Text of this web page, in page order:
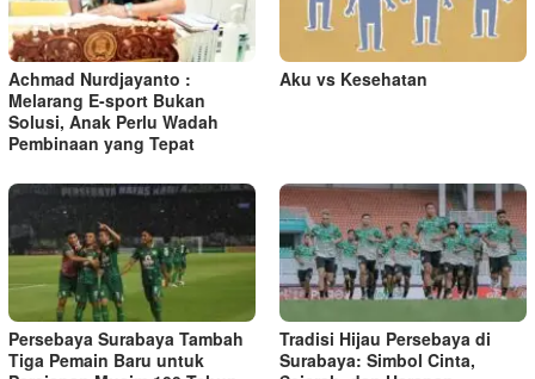
s
Achmad Nurdjayanto :
Melarang E-sport Bukan
Solusi, Anak Perlu Wadah
Pembinaan yang Tepat
Aku vs Kesehatan
Persebaya Surabaya Tambah
Tiga Pemain Baru untuk
Tradisi Hijau Persebaya di
Surabaya: Simbol Cinta,